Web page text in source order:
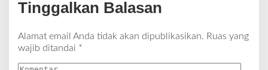
Tinggalkan Balasan
Alamat email Anda tidak akan dipublikasikan. Ruas yang
wajib ditandai *